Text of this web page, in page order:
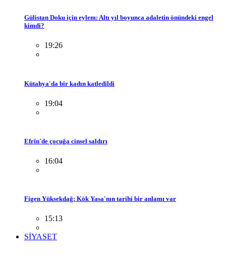
Gülistan Doku için eylem: Altı yıl boyunca adaletin önündeki engel
kimdi?
19:26
Kütahya'da bir kadın katledildi
19:04
Efrîn'de çocuğa cinsel saldırı
16:04
Figen Yüksekdağ: Kök Yasa'nın tarihi bir anlamı var
15:13
SİYASET